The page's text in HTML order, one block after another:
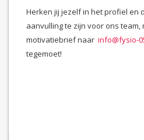
Herken jij jezelf in het profiel en
aanvulling te zijn voor ons team,
motivatiebrief naar info@fysio-
tegemoet!